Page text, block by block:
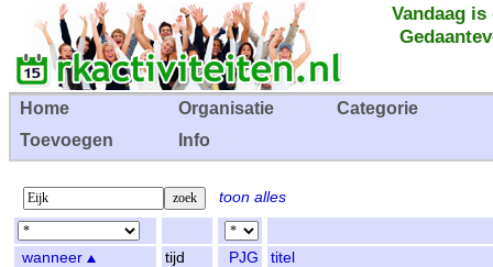
Vandaag
Home Organisatie
Categorie
Toevoegen
Info
toon alles
wanneer tijd PJG titel